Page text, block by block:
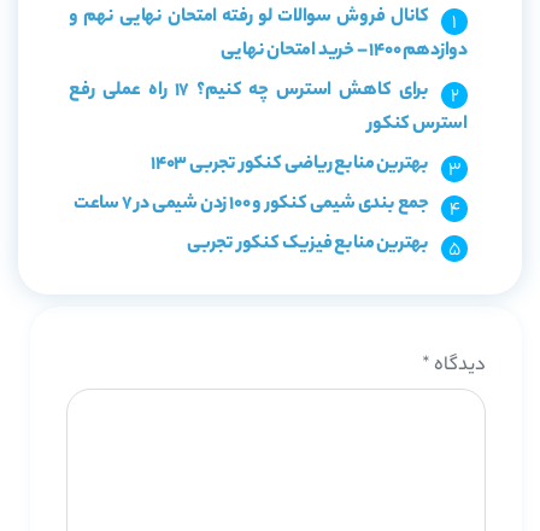
کانال فروش سوالات لو رفته امتحان نهایی نهم و
دوازدهم 1400 – خرید امتحان نهایی
برای کاهش استرس چه کنیم؟ 17 راه عملی رفع
استرس کنکور
بهترین منابع ریاضی کنکور تجربی 1403
جمع بندی شیمی کنکور و 100 زدن شیمی در 7 ساعت
بهترین منابع فیزیک کنکور تجربی
دیدگاه *